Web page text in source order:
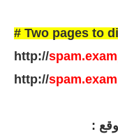
# Two pages to
http://
http://
: